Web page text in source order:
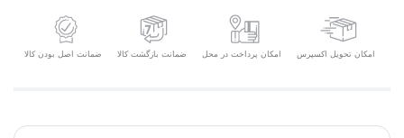
امکان تحویل اکسپرس امکان پرداخت در محل ضمانت بازگشت کالا ضمانت اصل بودن کالا